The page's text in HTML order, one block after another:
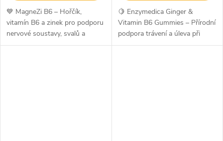
💙 MagneZi B6 – Hořčík,
vitamín B6 a zinek pro podporu
nervové soustavy, svalů a
snížení únavyMagneZi B6 je
🍋 Enzymedica Ginger &
Vitamin B6 Gummies – Přírodní
podpora trávení a úleva při
nevolnostiEnzymedica Ginger &